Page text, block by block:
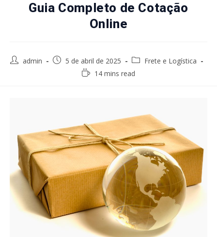
Guia Completo de Cotação
Online
Postadmin
Post
published:
5 de abril de 2025
Post
category:
Frete e Logística
Reading14 mins read